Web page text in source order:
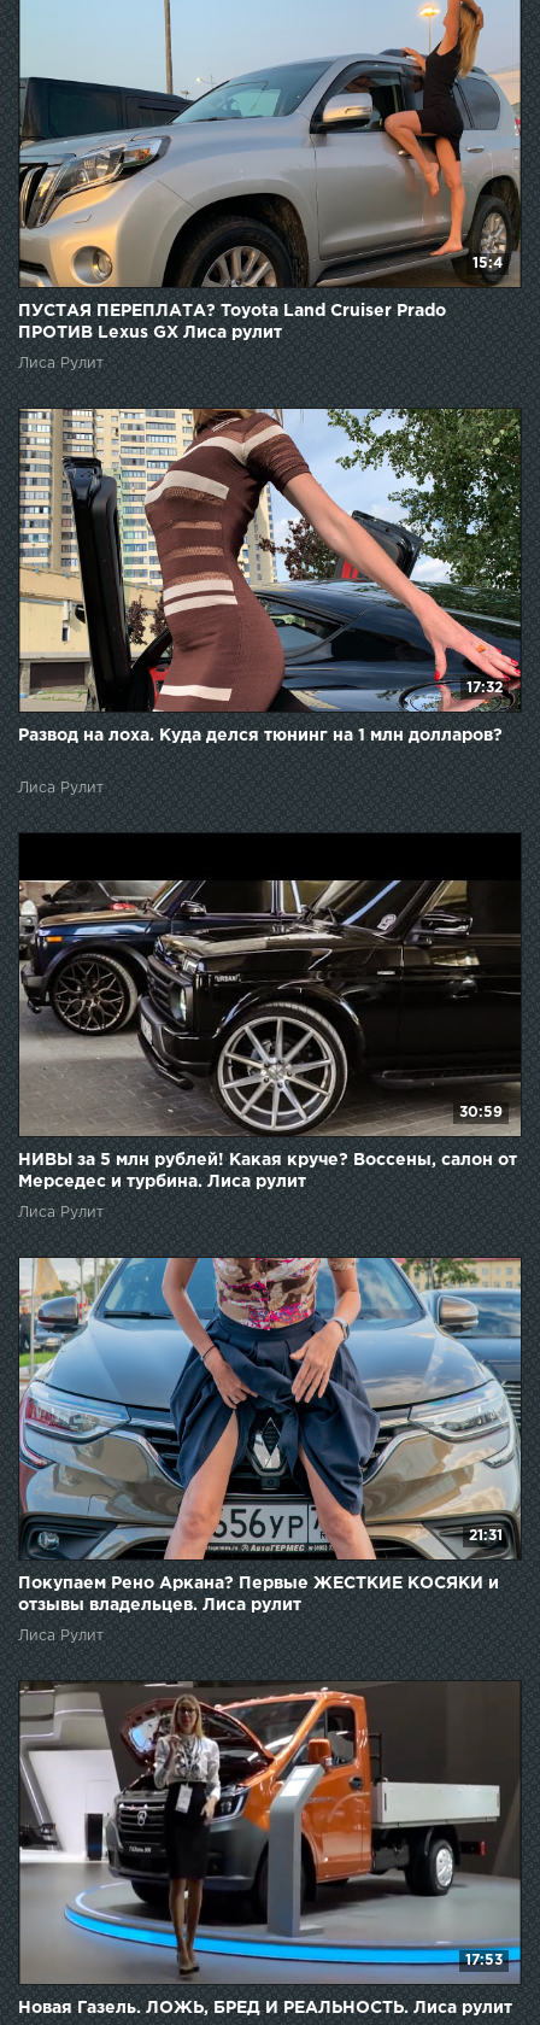
15:4
ПУСТАЯ ПЕРЕПЛАТА? Toyota Land Cruiser Prado
ПРОТИВ Lexus GX Лиса рулит
Лиса Рулит
17:32
Развод на лоха. Куда делся тюнинг на 1 млн долларов?
Лиса Рулит
30:59
НИВЫ за 5 млн рублей! Какая круче? Воссены, салон от
Мерседес и турбина. Лиса рулит
Лиса Рулит
21:31
Покупаем Рено Аркана? Первые ЖЕСТКИЕ КОСЯКИ и
отзывы владельцев. Лиса рулит
Лиса Рулит
17:53
Новая Газель. ЛОЖЬ, БРЕД И РЕАЛЬНОСТЬ. Лиса рулит